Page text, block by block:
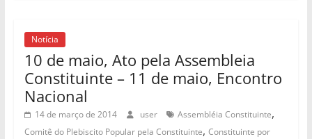
Notícia
10 de maio, Ato pela Assembleia
Constituinte – 11 de maio, Encontro
Nacional
14 de março de 2014 user Assembléia Constituinte,
Comitê do Plebiscito Popular pela Constituinte, Constituinte por